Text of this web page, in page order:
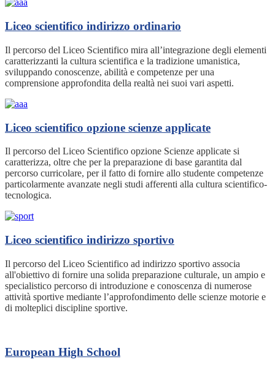
Liceo scientifico indirizzo ordinario
Il percorso del Liceo Scientifico mira all’integrazione degli elementi
caratterizzanti la cultura scientifica e la tradizione umanistica,
sviluppando conoscenze, abilità e competenze per una
comprensione approfondita della realtà nei suoi vari aspetti.
Liceo scientifico opzione scienze applicate
Il percorso del Liceo Scientifico opzione Scienze applicate si
caratterizza, oltre che per la preparazione di base garantita dal
percorso curricolare, per il fatto di fornire allo studente competenze
particolarmente avanzate negli studi afferenti alla cultura scientifico-
tecnologica.
Liceo scientifico indirizzo sportivo
Il percorso del Liceo Scientifico ad indirizzo sportivo associa
all'obiettivo di fornire una solida preparazione culturale, un ampio e
specialistico percorso di introduzione e conoscenza di numerose
attività sportive mediante l’approfondimento delle scienze motorie e
di molteplici discipline sportive.
European High School